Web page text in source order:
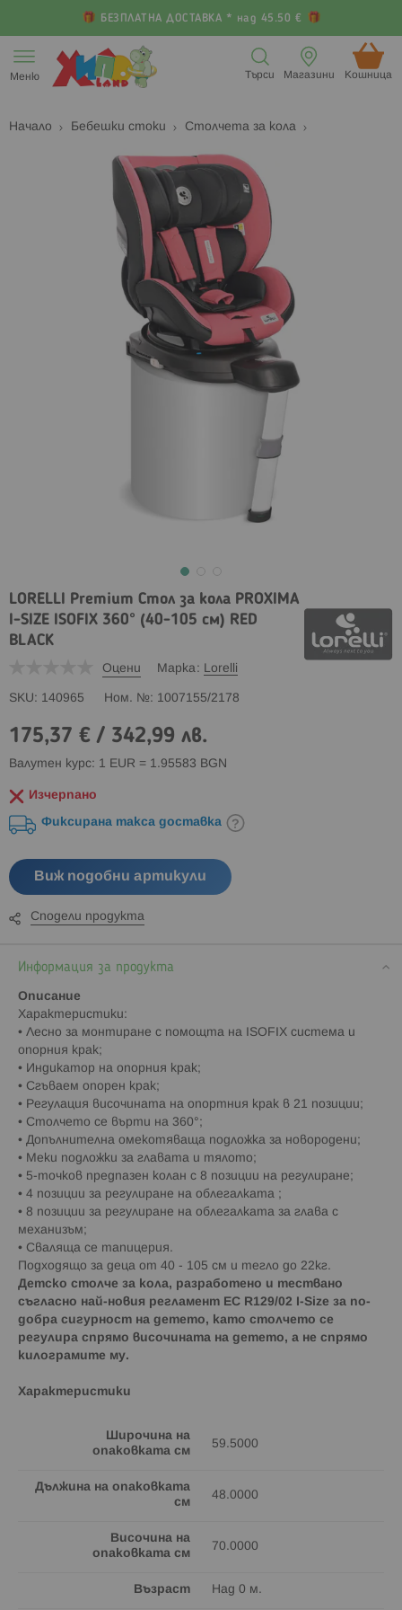
БЕЗПЛАТНА ДОСТАВКА * над 45.50 €
към
съдържанието
Меню Кошница (
Магазини
Търси
Начало Бебешки стоки Столчета за кола
LORELLI Premium Стол за кола PROXIMA
I-SIZE ISOFIX 360° (40-105 см) RED
BLACK
Оцени Марка Lorelli
SKU 140965 Ном. № 1007155/2178
175,37 € / 342,99 лв.
Валутен курс: 1 EUR = 1.95583 BGN
Изчерпано
Фиксирана такса доставка
Виж подобни артикули
Сподели продукта
Информация за продукта
Описание
Характеристики:
• Лесно за монтиране с помощта на ISOFIX система и
опорния крак;
• Индикатор на опoрния крак;
• Сгъваем опoрен крак;
• Регулация височината на опортния крак в 21 позиции;
• Столчето се върти на 360°;
• Допълнителна омекотяваща подложка за новородени;
• Меки подложки за главата и тялото;
• 5-точков предпазен колан с 8 позиции на регулиране;
• 4 позиции за регулиране на облегалката ;
• 8 позиции за регулиране на облегалката за глава с
механизъм;
• Сваляща се тапицерия.
Подходящо за деца от 40 - 105 см и тегло до 22кг.
Детско столче за кола, разработено и тествано
съгласно най-новия регламент EC R129/02 I-Size за по-
добра сигурност на детето, като столчето се
регулира спрямо височината на детето, а не спрямо
килограмите му.
Характеристики
Широчина на
опаковката см
59.5000
Дължина на опаковката
см
48.0000
Височина на
опаковката см
70.0000
Възраст Над 0 м.